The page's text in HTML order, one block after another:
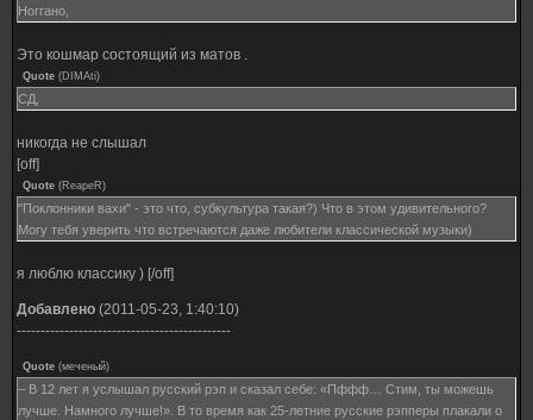
Ноггано,
Это кошмар состоящий из матов .
Quote (DIMAti)
СД,
никогда не слышал
[off]
Quote (ReapeR)
"Поклонники вахи" - это что, субкультура такая?) Что в этом удивительного?
Могу тебя уверить что встречаются даже любители классической музыки)
я люблю классику ) [/off]
Добавлено (2011-05-23, 1:40:10)
---------------------------------------------
Quote (меченый)
– В 12 лет я услышал русский рэп и сказал себе: «Пффф… Стим, ты можешь
лучше. Намного лучше!». В то время как 25-летние русские рэпперы плакали о